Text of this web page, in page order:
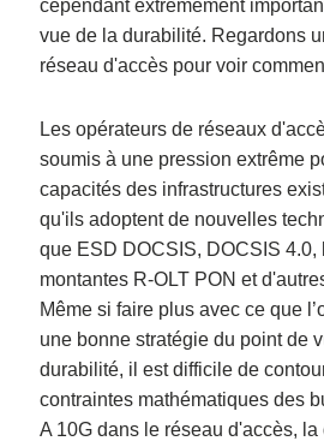
cependant extrêmement
vue de la durabilité. Regardons
réseau d'accès pour voir
Les opérateurs de réseaux
soumis à une pression extrême
capacités des infrastructures
qu'ils adoptent de nouvelles
que ESD DOCSIS, DOCSIS 4.0,
montantes R-OLT PON et
Même si faire plus avec ce que
une bonne stratégie du point de
durabilité, il est difficile de
contraintes mathématiques des
A 10G dans le réseau d'accès, la